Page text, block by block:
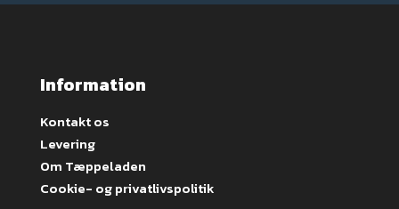
Information
Kontakt os
Levering
Om Tæppeladen
Cookie- og privatlivspolitik